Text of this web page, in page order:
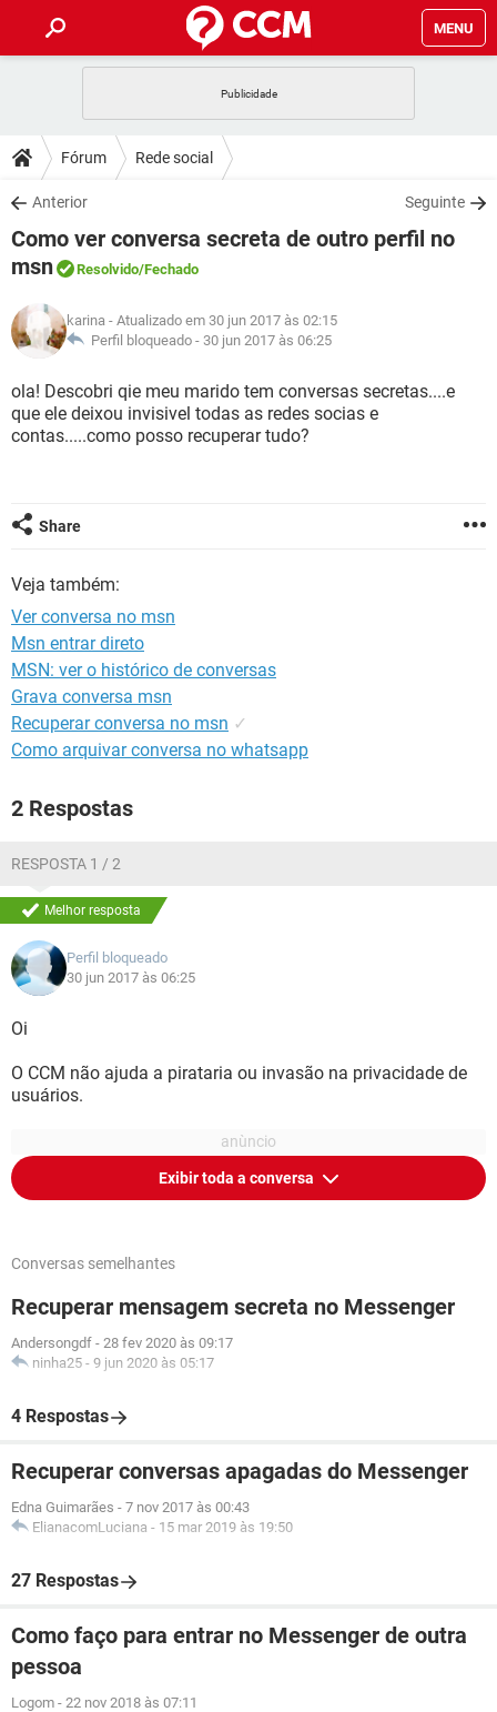
MENU
CELULAR
OUTLOOK
INSTAGRAM GMAIL
GUIA DE COMPRAS
DICAS
JOGOS
OUTLOOK
GUIA DE COMPRAS
DOWNLOADS
JOGOS WHATSAPP
CELULAR
OUTLOOK EXCEL
INSTAGRAM
GUIA DE COMPRAS
FÓRUM
CELULAR FACEBOOK
INSTAGRAM GMAIL
GUIA DE COMPRAS
GLOSSÁRIO
JOGOS
CELULAR FACEBOOK
OUTLOOK EXCEL
Fórum Rede social
Anterior Seguinte
Como ver conversa secreta de outro perfil no
msn
Resolvido/Fechado
karina - Atualizado em 30 jun 2017 às 02:15
Perfil bloqueado - 30 jun 2017 às 06:25
ola! Descobri qie meu marido tem conversas secretas....e
que ele deixou invisivel todas as redes socias e
contas.....como posso recuperar tudo?
Share
Veja também:
Ver conversa no msn
Msn entrar direto
MSN: ver o histórico de conversas
Grava conversa msn
Recuperar conversa no msn ✓
Como arquivar conversa no whatsapp
2 Respostas
RESPOSTA 1 / 2
Melhor resposta
Perfil bloqueado
30 jun 2017 às 06:25
Oi
O CCM não ajuda a pirataria ou invasão na privacidade de
usuários.
Exibir toda a conversa
Conversas semelhantes
Recuperar mensagem secreta no Messenger
Andersongdf - 28 fev 2020 às 09:17
ninha25 - 9 jun 2020 às 05:17
4 Respostas
Recuperar conversas apagadas do Messenger
Edna Guimarães - 7 nov 2017 às 00:43
ElianacomLuciana - 15 mar 2019 às 19:50
27 Respostas
Como faço para entrar no Messenger de outra
pessoa
Logom - 22 nov 2018 às 07:11